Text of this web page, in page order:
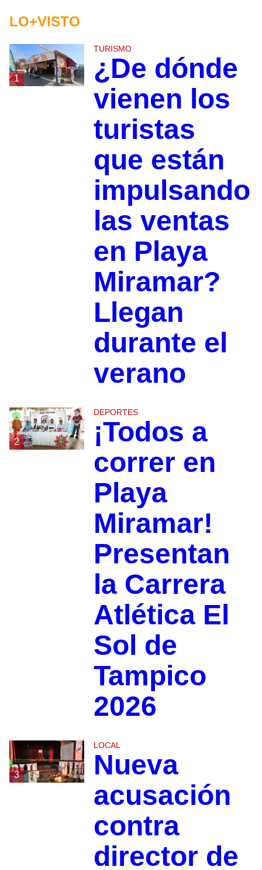
LO+VISTO
1
TURISMO
¿De dónde
vienen los
turistas
que están
impulsando
las ventas
en Playa
Miramar?
Llegan
durante el
verano
2
DEPORTES
¡Todos a
correr en
Playa
Miramar!
Presentan
la Carrera
Atlética El
Sol de
Tampico
2026
3
LOCAL
Nueva
acusación
contra
director de